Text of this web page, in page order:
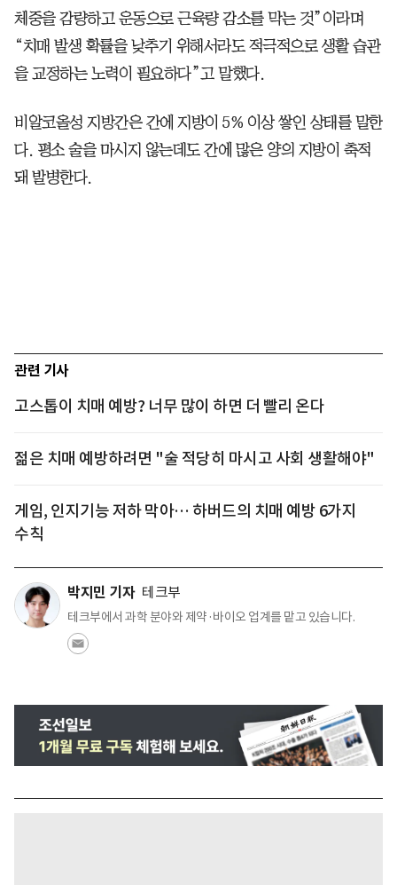
체중을 감량하고 운동으로 근육량 감소를 막는 것”이라며
“치매 발생 확률을 낮추기 위해서라도 적극적으로 생활 습관
을 교정하는 노력이 필요하다”고 말했다.
비알코올성 지방간은 간에 지방이 5% 이상 쌓인 상태를 말한
다. 평소 술을 마시지 않는데도 간에 많은 양의 지방이 축적
돼 발병한다.
관련 기사
고스톱이 치매 예방? 너무 많이 하면 더 빨리 온다
젊은 치매 예방하려면 "술 적당히 마시고 사회 생활해야"
게임, 인지기능 저하 막아… 하버드의 치매 예방 6가지
수칙
박지민 기자 테크부
테크부에서 과학 분야와 제약·바이오 업계를 맡고 있습니다.